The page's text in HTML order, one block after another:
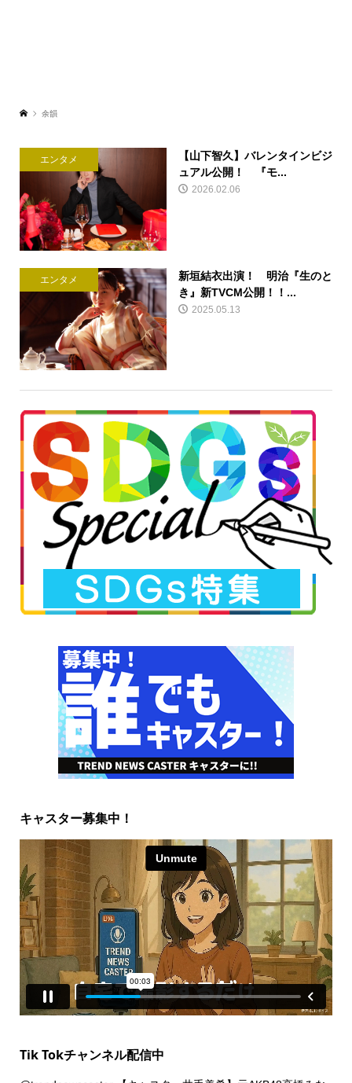
余韻
エンタメ
【山下智久】バレンタインビジ
ュアル公開！ 『モ...
2026.02.06
エンタメ
新垣結衣出演！ 明治『生のと
き』新TVCM公開！！...
2025.05.13
キャスター募集中！
Tik Tokチャンネル配信中